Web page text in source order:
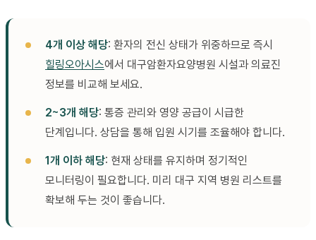
4개 이상 해당: 환자의 전신 상태가 위중하므로 즉시
힐링오아시스에서 대구암환자요양병원 시설과 의료진
정보를 비교해 보세요.
2~3개 해당: 통증 관리와 영양 공급이 시급한
단계입니다. 상담을 통해 입원 시기를 조율해야 합니다.
1개 이하 해당: 현재 상태를 유지하며 정기적인
모니터링이 필요합니다. 미리 대구 지역 병원 리스트를
확보해 두는 것이 좋습니다.